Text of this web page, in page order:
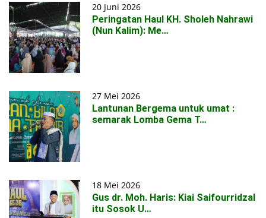
20 Juni 2026
Peringatan Haul KH. Sholeh Nahrawi
(Nun Kalim): Me…
27 Mei 2026
Lantunan Bergema untuk umat :
semarak Lomba Gema T…
18 Mei 2026
Gus dr. Moh. Haris: Kiai Saifourridzal
itu Sosok U…